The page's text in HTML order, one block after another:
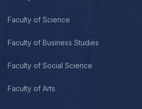
Faculty of Science
Faculty of Business Studies
Faculty of Social Science
Faculty of Arts